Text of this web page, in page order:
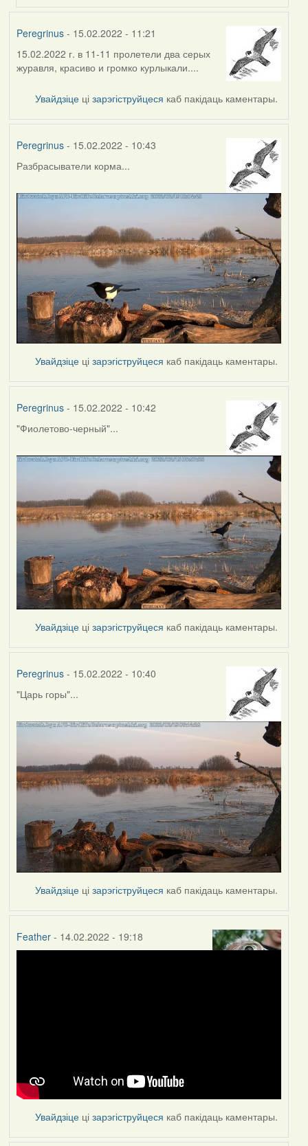
Peregrinus- 15.02.2022 - 11:21
15.02.2022 г. в 11-11 пролетели два серых
журавля, красиво и громко курлыкали....
Увайдзіце цізарэгіструйцеся каб пакідаць каментары.
Peregrinus- 15.02.2022 - 10:43
Разбрасыватели корма...
Увайдзіце цізарэгіструйцеся каб пакідаць каментары.
Peregrinus- 15.02.2022 - 10:42
"Фиолетово-черный"...
Увайдзіце цізарэгіструйцеся каб пакідаць каментары.
Peregrinus- 15.02.2022 - 10:40
"Царь горы"...
Увайдзіце цізарэгіструйцеся каб пакідаць каментары.
Feather- 14.02.2022 - 19:18
Увайдзіце цізарэгіструйцеся каб пакідаць каментары.